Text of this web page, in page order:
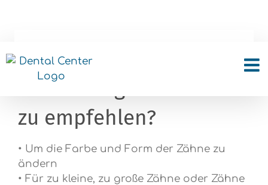
In welchen Fällen ist die
Platzierung von Veneers
zu empfehlen?
• Um die Farbe und Form der Zähne zu
ändern
• Für zu kleine, zu große Zähne oder Zähne